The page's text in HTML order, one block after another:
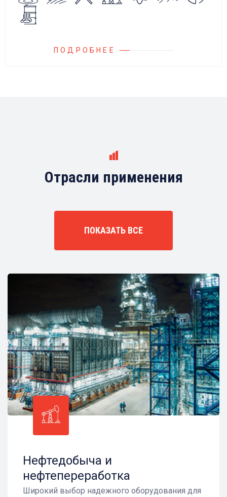
любыми насосами российских и
иностранных производителей.
ПОДРОБНЕЕ
Отрасли применения
ПОКАЗАТЬ ВСЕ
Нефтедобыча и
нефтепереработка
Широкий выбор надежного оборудования для